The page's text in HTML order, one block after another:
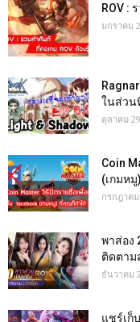
ROV :
มกราคม
ในส่วน
ตุลาคม
Coin
(เกมหมู)
กรกฎาค
พาส่อง
ติดตาม
ธันวาคม
แชร์เก็